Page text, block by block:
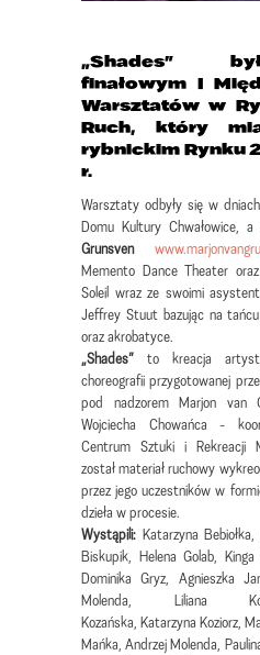
„Shades”
finałowym I
Warsztatów w
Ruch, który
rybnickim Rynku
r.
Warsztaty odbyły się w
Domu Kultury Chwałowice, a
Grunsven
Memento Dance Theater
Soleil wraz ze swoimi
Jeffrey Stuut bazując na
oraz akrobatyce.
„Shades” to kreacja
choreografii przygotowanej
pod nadzorem Marjon van
Wojciecha Chowańca -
Centrum Sztuki i Rekreacji
został materiał ruchowy
przez jego uczestników w
dzieła w procesie.
Wystąpili: Katarzyna
Biskupik, Helena Golab, Kinga
Dominika Gryz, Agnieszka
Molenda, Liliana
Kozańska, Katarzyna Koziorz,
Mańka, Andrzej Molenda,